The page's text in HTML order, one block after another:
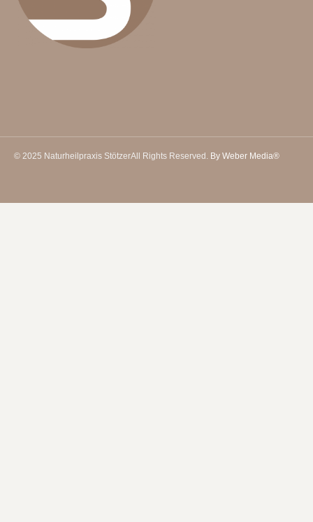
© 2025 Naturheilpraxis StötzerAll Rights Reserved. By Weber Media®